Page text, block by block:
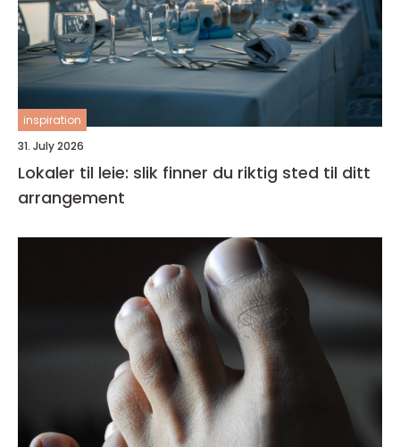
inspiration
31. July 2026
Lokaler til leie: slik finner du riktig sted til ditt
arrangement